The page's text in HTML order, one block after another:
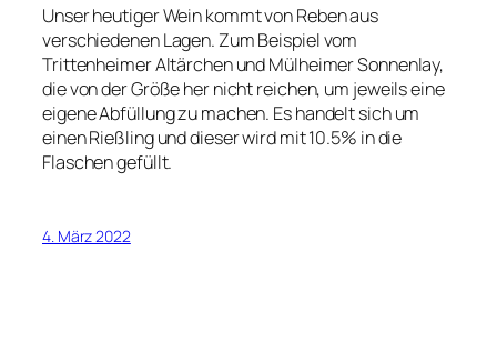
Unser heutiger Wein kommt von Reben aus
verschiedenen Lagen. Zum Beispiel vom
Trittenheimer Altärchen und Mülheimer Sonnenlay,
die von der Größe her nicht reichen, um jeweils eine
eigene Abfüllung zu machen. Es handelt sich um
einen Rießling und dieser wird mit 10.5% in die
Flaschen gefüllt.
4. März 2022